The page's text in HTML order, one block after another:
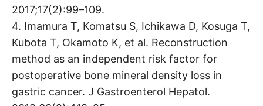
2017;17(2):99–109.
4. Imamura T, Komatsu S, Ichikawa D, Kosuga T,
Kubota T, Okamoto K, et al. Reconstruction
method as an independent risk factor for
postoperative bone mineral density loss in
gastric cancer. J Gastroenterol Hepatol.